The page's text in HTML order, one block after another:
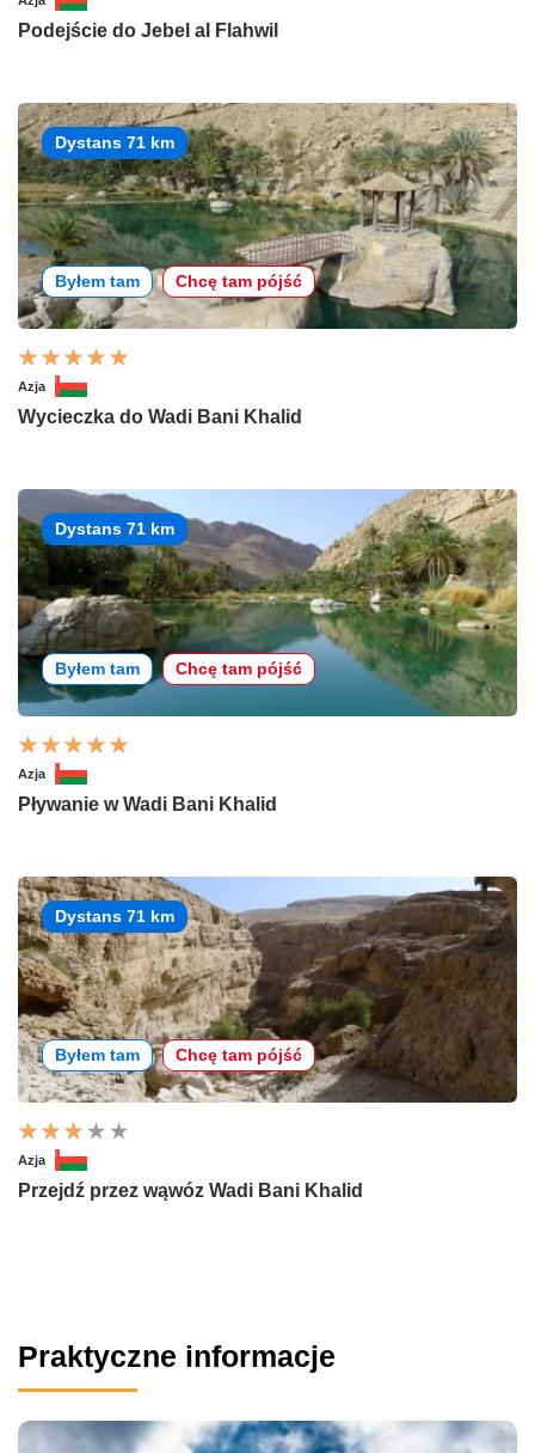
Podejście do Jebel al Flahwil
Dystans 71 km
Byłem tam Chcę tam pójść
Azja
Wycieczka do Wadi Bani Khalid
Dystans 71 km
Byłem tam Chcę tam pójść
Azja
Pływanie w Wadi Bani Khalid
Dystans 71 km
Byłem tam Chcę tam pójść
Azja
Przejdź przez wąwóz Wadi Bani Khalid
Praktyczne informacje